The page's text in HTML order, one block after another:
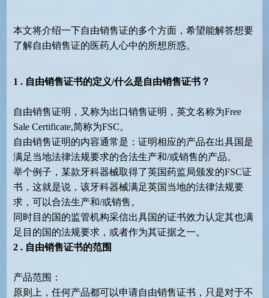
本文将介绍一下自由销售证的多个方面，希望能解答想要
了解自由销售证的医药人心中的所想所惑。
1 . 自由销售证书的定义/什么是自由销售证书？
自由销售证明，又称为出口销售证明，英文名称为Free
Sale Certificate,简称为FSC。
自由销售证明的内容通常是：证明相应的产品在出具国是
满足当地法律法规要求的合法生产和/或销售的产品。
举个例子，某款牙科器械取得了英国药监局颁发的FSC证
书 ，这就是说，该牙科器械满足英国当地的法律法规要
求，可以合法生产和/或销售。
同时目的国的监管机构采信出具国的证书效力认定其也满
足目的国的法规要求，或者作为其证据之一。
2 . 自由销售证书的范围
产品范围：
原则上，任何产品都可以申请自由销售证书，只是对于不